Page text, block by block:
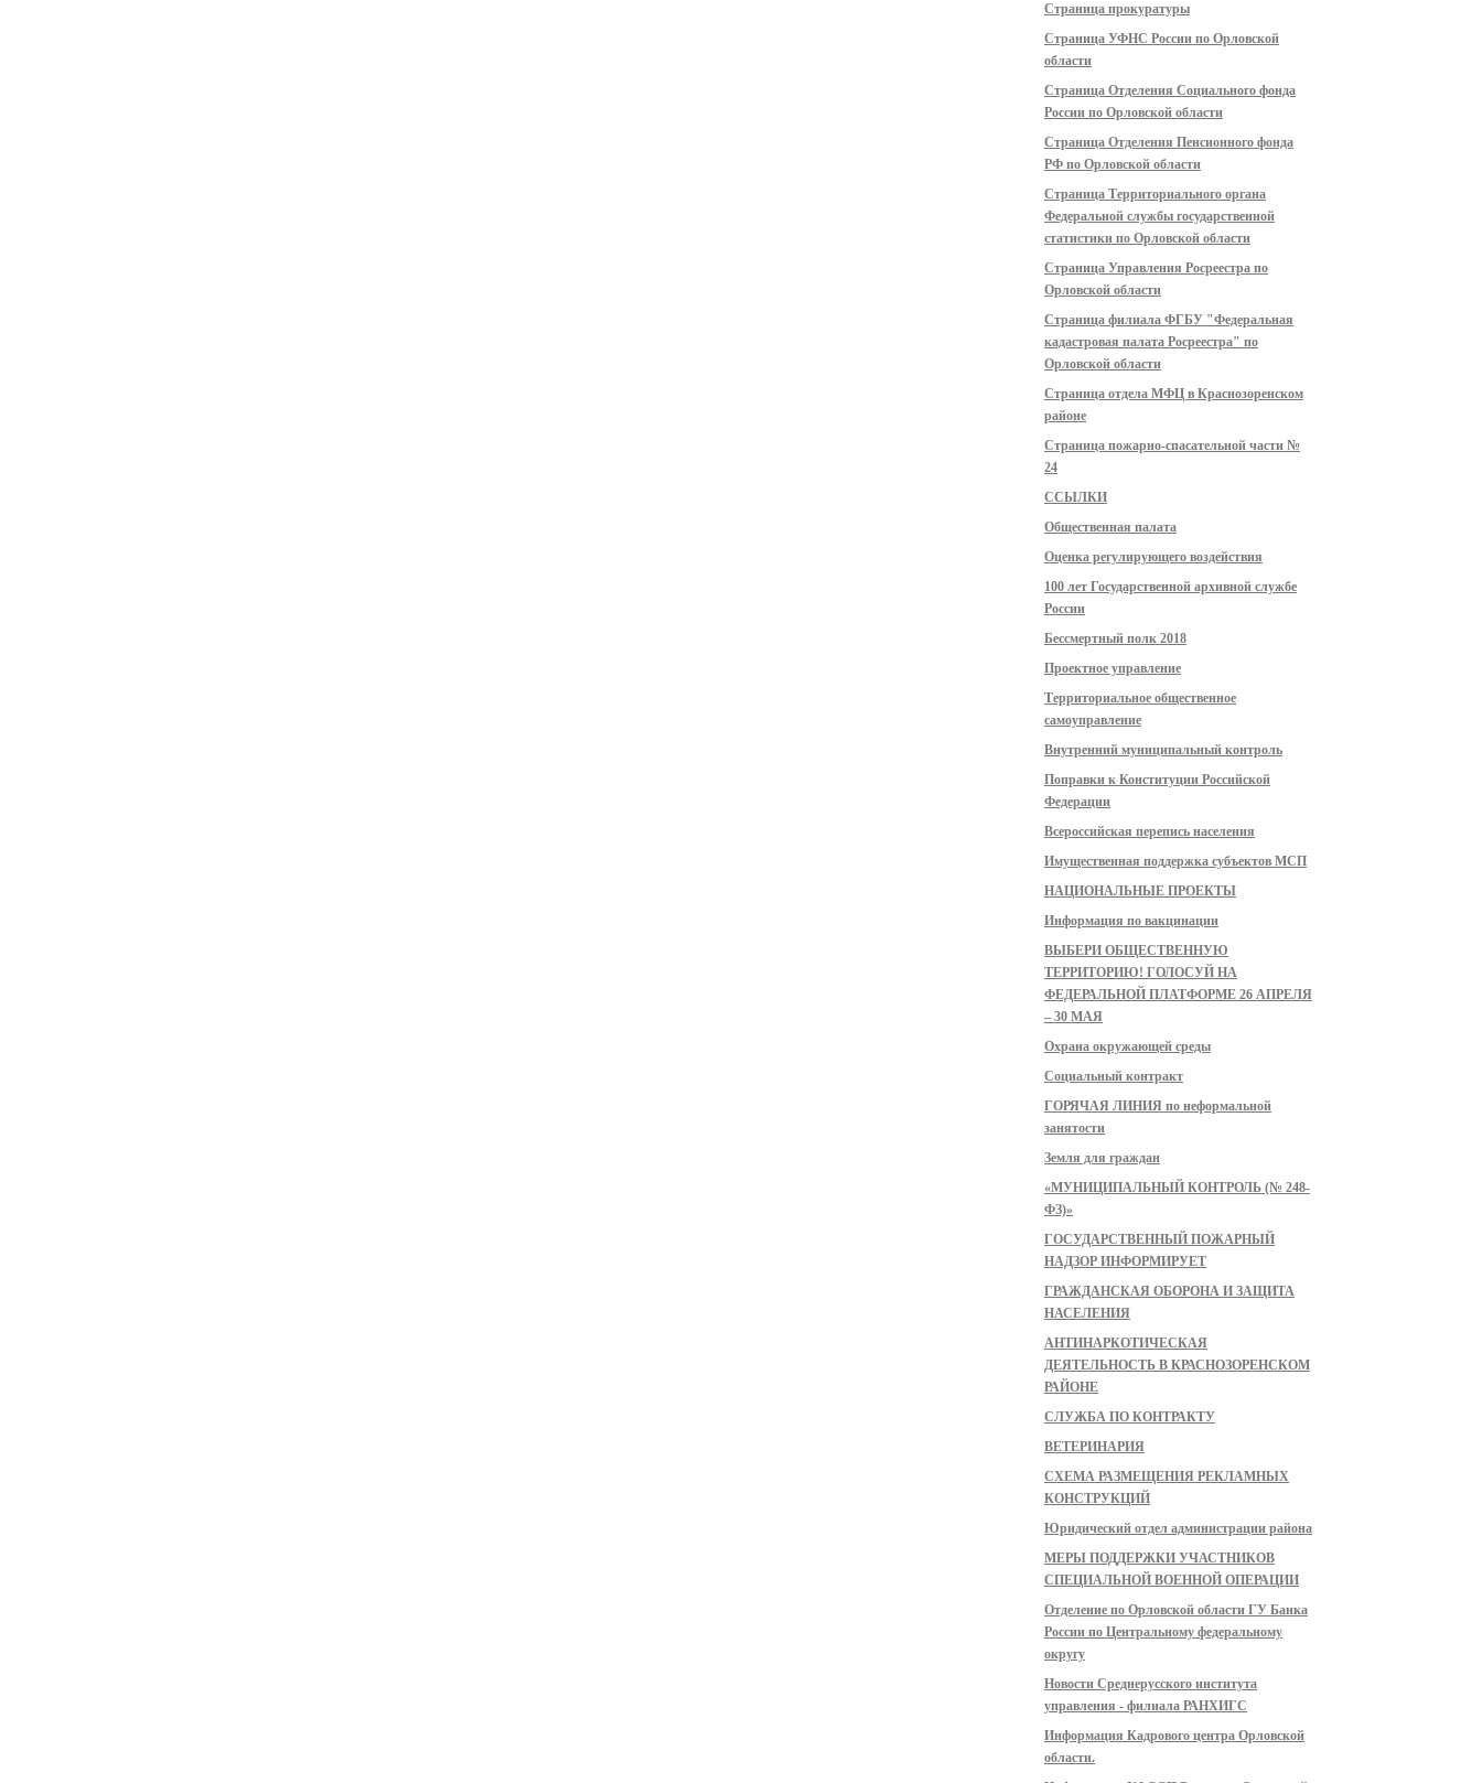
Страница прокуратуры
Страница УФНС России по Орловской
области
Страница Отделения Социального фонда
России по Орловской области
Страница Отделения Пенсионного фонда
РФ по Орловской области
Страница Территориального органа
Федеральной службы государственной
статистики по Орловской области
Страница Управления Росреестра по
Орловской области
Страница филиала ФГБУ "Федеральная
кадастровая палата Росреестра" по
Орловской области
Страница отдела МФЦ в Краснозоренском
районе
Страница пожарно-спасательной части №
24
ССЫЛКИ
Общественная палата
Оценка регулирующего воздействия
100 лет Государственной архивной службе
России
Бессмертный полк 2018
Проектное управление
Территориальное общественное
самоуправление
Внутренний муниципальный контроль
Поправки к Конституции Российской
Федерации
Всероссийская перепись населения
Имущественная поддержка субъектов МСП
НАЦИОНАЛЬНЫЕ ПРОЕКТЫ
Информация по вакцинации
ВЫБЕРИ ОБЩЕСТВЕННУЮ
ТЕРРИТОРИЮ! ГОЛОСУЙ НА
ФЕДЕРАЛЬНОЙ ПЛАТФОРМЕ 26 АПРЕЛЯ
– 30 МАЯ
Охрана окружающей среды
Социальный контракт
ГОРЯЧАЯ ЛИНИЯ по неформальной
занятости
Земля для граждан
«МУНИЦИПАЛЬНЫЙ КОНТРОЛЬ (№ 248-
ФЗ)»
ГОСУДАРСТВЕННЫЙ ПОЖАРНЫЙ
НАДЗОР ИНФОРМИРУЕТ
ГРАЖДАНСКАЯ ОБОРОНА И ЗАЩИТА
НАСЕЛЕНИЯ
АНТИНАРКОТИЧЕСКАЯ
ДЕЯТЕЛЬНОСТЬ В КРАСНОЗОРЕНСКОМ
РАЙОНЕ
СЛУЖБА ПО КОНТРАКТУ
ВЕТЕРИНАРИЯ
СХЕМА РАЗМЕЩЕНИЯ РЕКЛАМНЫХ
КОНСТРУКЦИЙ
Юридический отдел администрации района
МЕРЫ ПОДДЕРЖКИ УЧАСТНИКОВ
СПЕЦИАЛЬНОЙ ВОЕННОЙ ОПЕРАЦИИ
Отделение по Орловской области ГУ Банка
России по Центральному федеральному
округу
Новости Среднерусского института
управления - филиала РАНХИГС
Информация Кадрового центра Орловской
области.